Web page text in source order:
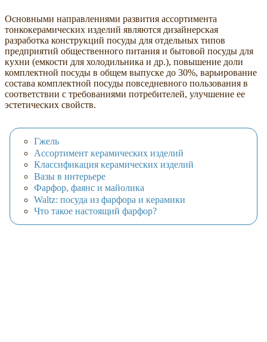
Основными направлениями развития ассортимента
тонкокерамических изделий являются дизайнерская
разработка конструкций посуды для отдельных типов
предприятий общественного питания и бытовой посуды для
кухни (емкости для холодильника и др.), повышение доли
комплектной посуды в общем выпуске до 30%, варьирование
состава комплектной посуды повседневного пользования в
соответствии с требованиями потребителей, улучшение ее
эстетических свойств.
Гжель
Ассортимент керамических изделий
Классификация керамических изделий
Вазы в интерьере
Фарфор, фаянс и майолика
Waltz: посуда из фарфора и керамики
Что такое настоящий фарфор?